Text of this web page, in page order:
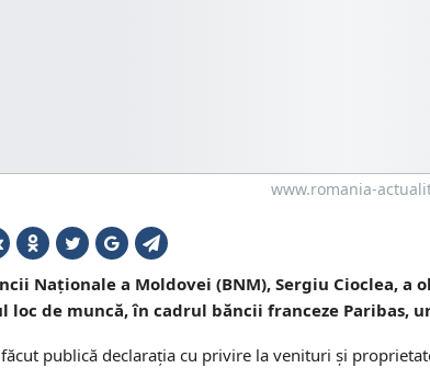
www.romania-
Naţionale a Moldovei (BNM), Sergiu Cioclea,
loc de muncă, în cadrul băncii franceze Paribas,
publică declaraţia cu privire la venituri şi